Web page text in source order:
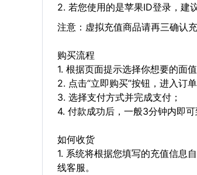
2. 若您使用的是苹果ID登录，建
注意：虚拟充值商品请再三确认
购买流程
1. 根据页面提示选择你想要的面
2. 点击“立即购买”按钮，进入订
3. 选择支付方式并完成支付；
4. 付款成功后，一般3分钟内即
如何收货
1. 系统将根据您填写的充值信息
线客服。